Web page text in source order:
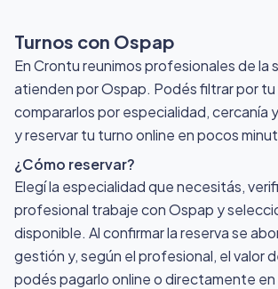
Turnos con Ospap
En Crontu reunimos profesionales de la
atienden por Ospap. Podés filtrar por
compararlos por especialidad, cercanía
y reservar tu turno online en pocos
¿Cómo reservar?
Elegí la especialidad que necesitás,
profesional trabaje con Ospap y
disponible. Al confirmar la reserva se
gestión y, según el profesional, el valor
podés pagarlo online o directamente